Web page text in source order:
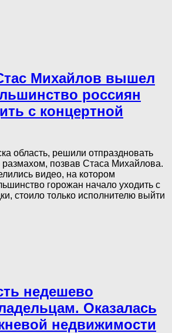
Михайлов вышел
россиян
с концертной
область, решили отпраздновать
размахом, позвав Стаса Михайлова.
видео, на котором
горожан начало уходить с
стоило только исполнителю выйти
недешево
Оказалась
недвижимости